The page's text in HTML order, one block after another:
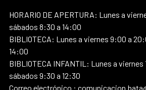
HORARIO DE APERTURA: Lunes a
sábados 8:30 a 14:00
BIBLIOTECA: Lunes a viernes 9:00 a
14:00
BIBLIOTECA INFANTIL: Lunes a
sábados 9:30 a 12:30
Correo electrónico :